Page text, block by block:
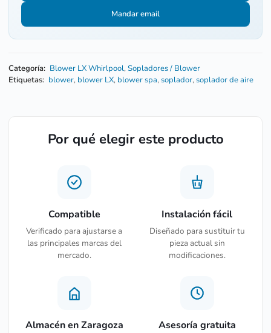
Mandar email
Categoría: Blower LX Whirlpool,Sopladores / Blower
Etiquetas: blower, blower LX, blower spa,soplador,soplador de aire
Por qué elegir este producto
Compatible
Verificado para ajustarse a
las principales marcas del
mercado.
Instalación fácil
Diseñado para sustituir tu
pieza actual sin
modificaciones.
Almacén en Zaragoza Asesoría gratuita